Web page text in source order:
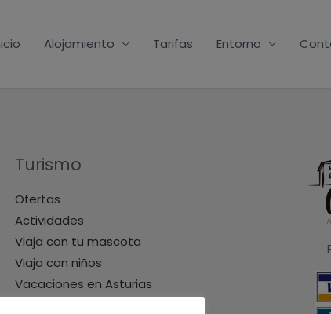
Alojamiento Tarifas Entorno
Turismo
Ofertas
Actividades
Viaja con tu mascota
Viaja con niños
Vacaciones en Asturias